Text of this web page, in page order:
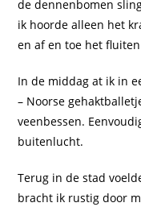
de dennenbomen
ik hoorde alleen het
en af en toe het
In de middag at ik in
– Noorse
veenbessen.
buitenlucht.
Terug in de stad
bracht ik rustig door